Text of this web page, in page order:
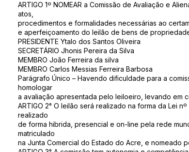
ARTIGO 1º NOMEAR a Comissão de Avaliação e
atos,
procedimentos e formalidades necessárias ao
e aperfeiçoamento do leilão de bens de
PRESIDENTE Ytalo dos Santos Oliveira
SECRETÁRIO Jhonis Pereira da Silva
MEMBRO João Ferreira da silva
MEMBRO Carlos Messias Ferreira Barbosa
Parágrafo Único – Havendo dificuldade para a
homologar
a avaliação apresentada pelo leiloeiro, levando em
ARTIGO 2° O leilão será realizado na forma da Lei
realizado
de forma hibrida, presencial e on-line pela rede
matriculado
na Junta Comercial do Estado do Acre, e nomeado